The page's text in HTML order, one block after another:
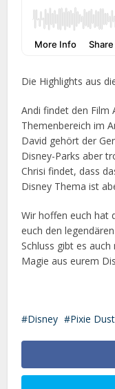
Die Highlights aus
Andi findet den Film
Themenbereich im
David gehört der
Disney-Parks aber
Chrisi findet, dass
Disney Thema ist
Wir hoffen euch hat
euch den
Schluss gibt es
Magie aus eurem
Disney Pixie Dust